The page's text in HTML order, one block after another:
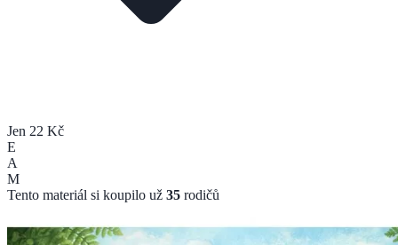
Jen 22 Kč
E
A
M
Tento materiál si koupilo už 35 rodičů